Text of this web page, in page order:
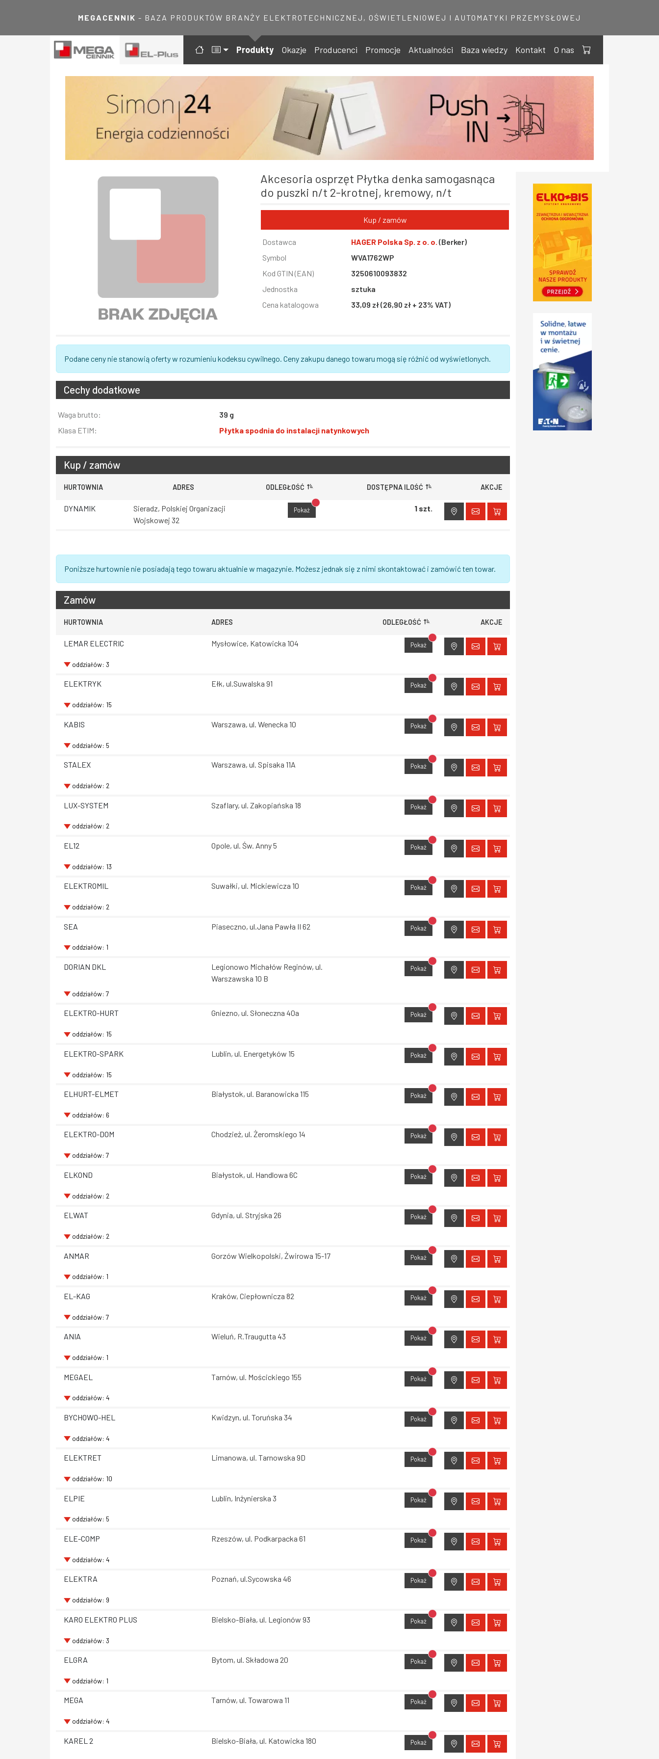
MEGACENNIK - BAZA PRODUKTÓW BRANŻY ELEKTROTECHNICZNEJ, OŚWIETLENIOWEJ I AUTOMATYKI PRZEMYSŁOWEJ
Produkty Okazje Producenci Promocje Aktualności Baza wiedzy Kontakt O nas
Akcesoria osprzęt Płytka denka samogasnąca
do puszki n/t 2-krotnej, kremowy, n/t
Kup / zamów
Informacja
Wartość
Dostawca HAGER Polska Sp. z o. o. (Berker)
Symbol
WVA1762WP
Kod GTIN (EAN)
3250610093832
Jednostka
sztuka
Cena katalogowa
33,09 zł (26,90 zł + 23% VAT)
Podane ceny nie stanowią oferty w rozumieniu kodeksu cywilnego. Ceny zakupu danego towaru mogą się różnić od wyświetlonych.
Cechy dodatkowe
Informacja
Wartość
Waga brutto:
39 g
Klasa ETIM:
Płytka spodnia do instalacji natynkowych
Kup / zamów
HURTOWNIA ADRES ODLEGŁOŚĆ DOSTĘPNA ILOŚĆ AKCJE
DYNAMIK
Sieradz, Polskiej Organizacji
Wojskowej 32
Pokaż Brak dostępu do lokalizacji 1 szt.
Poniższe hurtownie nie posiadają tego towaru aktualnie w magazynie. Możesz jednak się z nimi skontaktować i zamówić ten towar.
Zamów
HURTOWNIA ADRES ODLEGŁOŚĆ AKCJE
LEMAR ELECTRIC Mysłowice, Katowicka 104 Pokaż Brak dostępu do lokalizacji
oddziałów: 3
ELEKTRYK Ełk, ul.Suwalska 91 Pokaż Brak dostępu do lokalizacji
oddziałów: 15
KABIS Warszawa, ul. Wenecka 10 Pokaż Brak dostępu do lokalizacji
oddziałów: 5
STALEX Warszawa, ul. Spisaka 11A Pokaż Brak dostępu do lokalizacji
oddziałów: 2
LUX-SYSTEM Szaflary, ul. Zakopiańska 18 Pokaż Brak dostępu do lokalizacji
oddziałów: 2
EL12 Opole, ul. Św. Anny 5 Pokaż Brak dostępu do lokalizacji
oddziałów: 13
ELEKTROMIL Suwałki, ul. Mickiewicza 10 Pokaż Brak dostępu do lokalizacji
oddziałów: 2
SEA Piaseczno, ul.Jana Pawła II 62 Pokaż Brak dostępu do lokalizacji
oddziałów: 1
DORIAN DKL
Legionowo Michałów Reginów, ul.
Warszawska 10 B
Pokaż Brak dostępu do lokalizacji
oddziałów: 7
ELEKTRO-HURT Gniezno, ul. Słoneczna 40a Pokaż Brak dostępu do lokalizacji
oddziałów: 15
ELEKTRO-SPARK Lublin, ul. Energetyków 15 Pokaż Brak dostępu do lokalizacji
oddziałów: 15
ELHURT-ELMET Białystok, ul. Baranowicka 115 Pokaż Brak dostępu do lokalizacji
oddziałów: 6
ELEKTRO-DOM Chodzież, ul. Żeromskiego 14 Pokaż Brak dostępu do lokalizacji
oddziałów: 7
ELKOND Białystok, ul. Handlowa 6C Pokaż Brak dostępu do lokalizacji
oddziałów: 2
ELWAT Gdynia, ul. Stryjska 26 Pokaż Brak dostępu do lokalizacji
oddziałów: 2
ANMAR Gorzów Wielkopolski, Żwirowa 15-17 Pokaż Brak dostępu do lokalizacji
oddziałów: 1
EL-KAG Kraków, Ciepłownicza 82 Pokaż Brak dostępu do lokalizacji
oddziałów: 7
ANIA Wieluń, R.Traugutta 43 Pokaż Brak dostępu do lokalizacji
oddziałów: 1
MEGAEL Tarnów, ul. Mościckiego 155 Pokaż Brak dostępu do lokalizacji
oddziałów: 4
BYCHOWO-HEL Kwidzyn, ul. Toruńska 34 Pokaż Brak dostępu do lokalizacji
oddziałów: 4
ELEKTRET Limanowa, ul. Tarnowska 9D Pokaż Brak dostępu do lokalizacji
oddziałów: 10
ELPIE Lublin, Inżynierska 3 Pokaż Brak dostępu do lokalizacji
oddziałów: 5
ELE-COMP Rzeszów, ul. Podkarpacka 61 Pokaż Brak dostępu do lokalizacji
oddziałów: 4
ELEKTRA Poznań, ul.Sycowska 46 Pokaż Brak dostępu do lokalizacji
oddziałów: 9
KARO ELEKTRO PLUS Bielsko-Biała, ul. Legionów 93 Pokaż Brak dostępu do lokalizacji
oddziałów: 3
ELGRA Bytom, ul. Składowa 20 Pokaż Brak dostępu do lokalizacji
oddziałów: 1
MEGA Tarnów, ul. Towarowa 11 Pokaż Brak dostępu do lokalizacji
oddziałów: 4
KAREL 2 Bielsko-Biała, ul. Katowicka 180 Pokaż Brak dostępu do lokalizacji